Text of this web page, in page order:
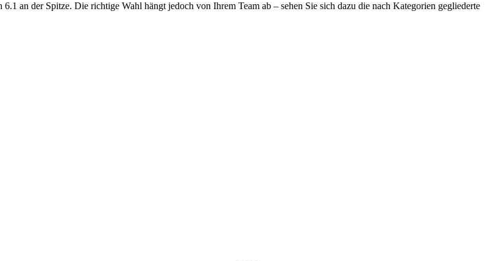
an der Spitze. Die richtige Wahl hängt jedoch von Ihrem Team ab – sehen Sie sich dazu die nach Kategorien gegliederte